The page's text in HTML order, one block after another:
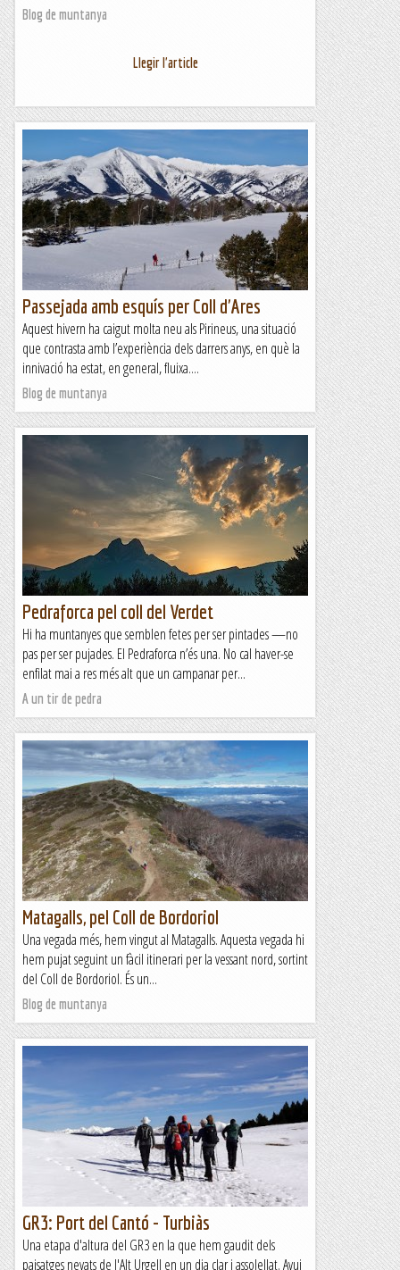
Blog de muntanya
Llegir l'article
Passejada amb esquís per Coll d'Ares
Aquest hivern ha caigut molta neu als Pirineus, una situació
que contrasta amb l’experiència dels darrers anys, en què la
innivació ha estat, en general, fluixa....
Blog de muntanya
Pedraforca pel coll del Verdet
Hi ha muntanyes que semblen fetes per ser pintades —no
pas per ser pujades. El Pedraforca n’és una. No cal haver-se
enfilat mai a res més alt que un campanar per...
A un tir de pedra
Matagalls, pel Coll de Bordoriol
Una vegada més, hem vingut al Matagalls. Aquesta vegada hi
hem pujat seguint un fàcil itinerari per la vessant nord, sortint
del Coll de Bordoriol. És un...
Blog de muntanya
GR3: Port del Cantó - Turbiàs
Una etapa d'altura del GR3 en la que hem gaudit dels
paisatges nevats de l'Alt Urgell en un dia clar i assolellat. Avui